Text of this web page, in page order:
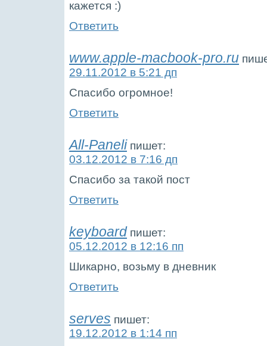
кажется
Ответить
www.apple-macbook-pro.ru
29.11.2012 в 5:21 дп
Спасибо огромное!
Ответить
All-Paneli пишет:
03.12.2012 в 7:16 дп
Спасибо за такой пост
Ответить
keyboard пишет:
05.12.2012 в 12:16 пп
Шикарно, возьму в дневник
Ответить
serves пишет:
19.12.2012 в 1:14 пп